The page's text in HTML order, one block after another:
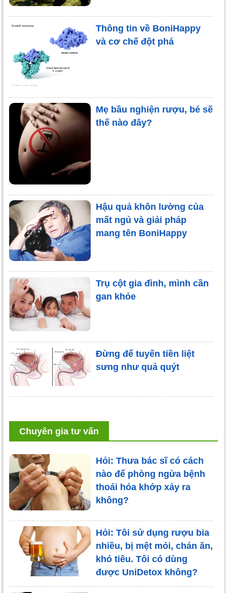
Thông tin về BoniHappy
và cơ chế đột phá
Mẹ bầu nghiện rượu, bé sẽ
thế nào đây?
Hậu quả khôn lường của
mất ngủ và giải pháp
mang tên BoniHappy
Trụ cột gia đình, mình cần
gan khỏe
Đừng để tuyến tiền liệt
sưng như quả quýt
Chuyên gia tư vấn
Hỏi: Thưa bác sĩ có cách
nào để phòng ngừa bệnh
thoái hóa khớp xảy ra
không?
Hỏi: Tôi sử dụng rượu bia
nhiều, bị mệt mỏi, chán ăn,
khó tiêu. Tôi có dùng
được UniDetox không?